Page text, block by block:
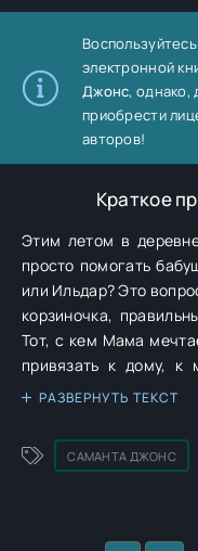
электронной
Джонс, однако,
приобрести
авторов!
Краткое
Этим летом в
просто помогать
или Ильдар? Это вопрос со звёздочкой! Марат — сыночка-
корзиночка,
Тот, с кем Мама
привязать к дому, к мужу, к
«забивной», вечно в
переворачивается.
и может показать
уезжать, выбирать
РАЗВЕРНУТЬ ТЕКСТ
САМАНТА ДЖОНС